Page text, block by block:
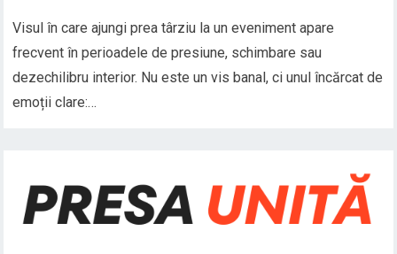
Visul în care ajungi prea târziu la un eveniment apare
frecvent în perioadele de presiune, schimbare sau
dezechilibru interior. Nu este un vis banal, ci unul încărcat de
emoții clare:…